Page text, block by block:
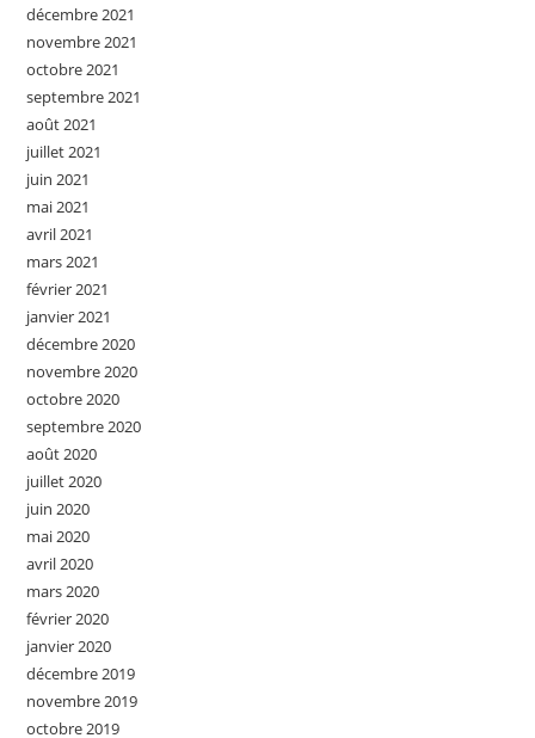
décembre 2021
novembre 2021
octobre 2021
septembre 2021
août 2021
juillet 2021
juin 2021
mai 2021
avril 2021
mars 2021
février 2021
janvier 2021
décembre 2020
novembre 2020
octobre 2020
septembre 2020
août 2020
juillet 2020
juin 2020
mai 2020
avril 2020
mars 2020
février 2020
janvier 2020
décembre 2019
novembre 2019
octobre 2019